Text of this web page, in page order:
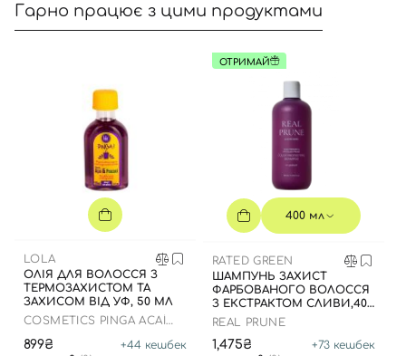
Гарно працює з цими продуктами
LOLA
ОЛІЯ ДЛЯ ВОЛОССЯ З
ТЕРМОЗАХИСТОМ ТА
ЗАХИСОМ ВІД УФ, 50 МЛ
COSMETICS PINGA ACAÍ
899₴ +44 кешбек
ОТРИМАЙ
400 мл
RATED GREEN
ШАМПУНЬ ЗАХИСТ
ФАРБОВАНОГО ВОЛОССЯ
З ЕКСТРАКТОМ СЛИВИ,400
МЛ
REAL PRUNE
1,475₴ +73 кешбек
Вхід Реєстрація
Номер телефону
Відправляючи форму для авторизації/реєстрації ви
приймаєте умовиУгоди користувача
Далі